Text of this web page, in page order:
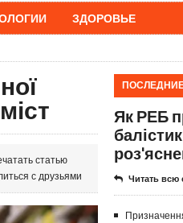
ЗДОРОВЬЕ
статью
с друзьями
Як РЕБ
Читать всю